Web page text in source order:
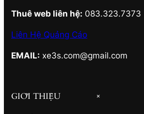
Thuê web liên hệ: 083.323.7373
Liên Hệ Quảng Cáo
EMAIL: xe3s.com@gmail.com
GIỚI THIỆU +